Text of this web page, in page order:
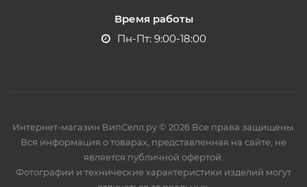
Время работы
Пн-Пт: 9:00-18:00
Интернет-магазин ВипСелл.ру © 2026 Все права защищены.
Вся информация о товарах, представленная на сайте, не
является публичной офертой.
Фотографии и технические характеристики изделий могут